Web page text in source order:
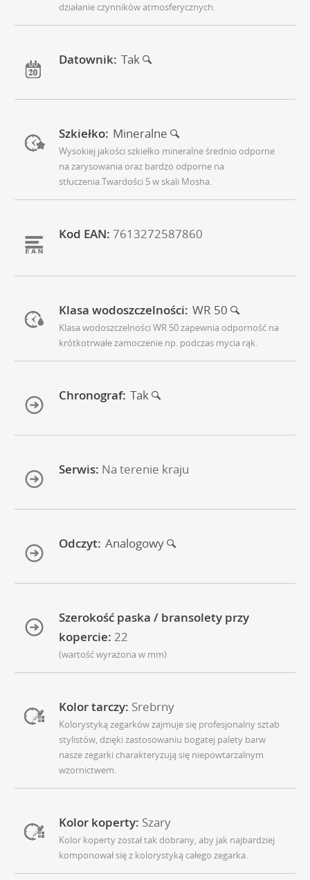
działanie czynników atmosferycznych.
Datownik: Tak
Szkiełko: Mineralne
Wysokiej jakości szkiełko mineralne średnio odporne
na zarysowania oraz bardzo odporne na
stłuczenia.Twardości 5 w skali Mosha.
Kod EAN: 7613272587860
Klasa wodoszczelności: WR 50
Klasa wodoszczelności WR 50 zapewnia odporność na
krótkotrwałe zamoczenie np. podczas mycia rąk.
Chronograf: Tak
Serwis: Na terenie kraju
Odczyt: Analogowy
Szerokość paska / bransolety przy
kopercie: 22
(wartość wyrażona w mm)
Kolor tarczy: Srebrny
Kolorystyką zegarków zajmuje się profesjonalny sztab
stylistów, dzięki zastosowaniu bogatej palety barw
nasze zegarki charakteryzują się niepowtarzalnym
wzornictwem.
Kolor koperty: Szary
Kolor koperty został tak dobrany, aby jak najbardziej
komponował się z kolorystyką całego zegarka.